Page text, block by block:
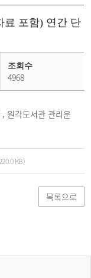
료 포함) 연간 단
조회수
4968
, 원각도서관 관리운
KB)
목록으로